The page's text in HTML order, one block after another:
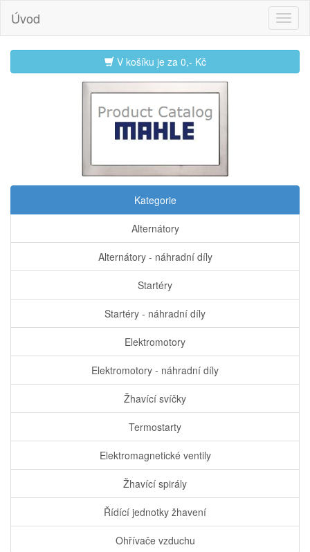
Úvod
V košíku je za 0,- Kč
Kategorie
Alternátory
Alternátory - náhradní díly
Startéry
Startéry - náhradní díly
Elektromotory
Elektromotory - náhradní díly
Žhavící svíčky
Termostarty
Elektromagnetické ventily
Žhavící spirály
Řídící jednotky žhavení
Ohřívače vzduchu